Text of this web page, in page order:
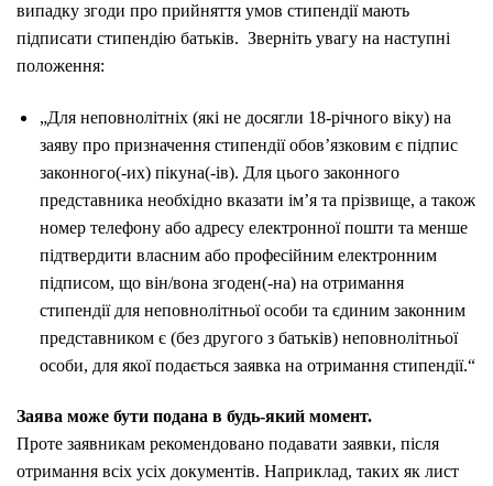
випадку згоди про прийняття умов стипендії мають
підписати стипендію батьків. Зверніть увагу на наступні
положення:
„Для неповнолітніх (які не досягли 18-річного віку) на
заяву про призначення стипендії обов’язковим є підпис
законного(-их) пікуна(-ів). Для цього законного
представника необхідно вказати ім’я та прізвище, а також
номер телефону або адресу електронної пошти та менше
підтвердити власним або професійним електронним
підписом, що він/вона згоден(-на) на отримання
стипендії для неповнолітньої особи та єдиним законним
представником є (без другого з батьків) неповнолітньої
особи, для якої подається заявка на отримання стипендії.“
Заява може бути подана в будь-який момент.
Проте заявникам рекомендовано подавати заявки, після
отримання всіх усіх документів. Наприклад, таких як лист